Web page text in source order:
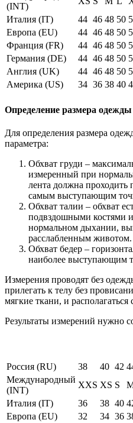
(INT)
Италия (IT)
44 46 48 50
Европа (EU)
44 46 48 50
Франция (FR)
44 46 48 50
Германия (DE)
44 46 48 50
Англия (UK)
44 46 48 50
Америка (US)
34 36 38 40
Определение размера одежды
Для определения размера
параметра:
Обхват груди –
измеренный при
лента должна
самым выступающим
Обхват талии – обхват
подвздошными костями
нормальном дыхании,
расслабленным животом.
Обхват бедер –
наиболее выступающим
Измерения проводят без
прилегать к телу без
мягкие ткани, и располагаться
Результаты измерений нужно
Россия (RU)
38 40 42
Международный
(INT)
XXS XS S
Италия (IT)
36 38 40
Европа (EU)
32 34 36